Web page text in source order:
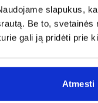
slapukus,
Be to, svetainės
gali ją pridėti prie
Atmesti